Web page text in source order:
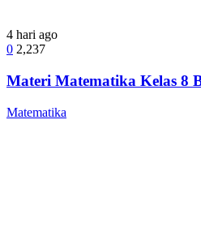
4 hari ago
0 2,237
Materi Matematika Kelas 8
Matematika